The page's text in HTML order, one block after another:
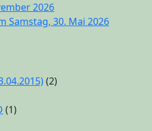
2026
Samstag, 30. Mai 2026
(2)
(1)